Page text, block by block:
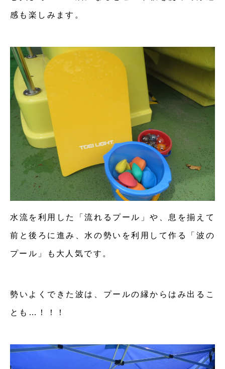
感も楽しみます。
水流を利用した「流れるプール」や、息を揃えて
前と後ろに進み、水の勢いを利用して作る「波の
プール」も大人気です。
勢いよくできた波は、プールの縁からはみ出るこ
とも…！！！